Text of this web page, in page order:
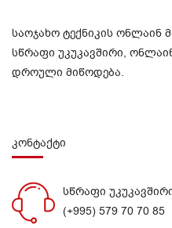
საოჯახო ტექნიკის ონლაინ
სწრაფი უკუკავშირი,
დროული მიწოდება.
კონტაქტი
სწრაფი
(+995) 579 70 70 85